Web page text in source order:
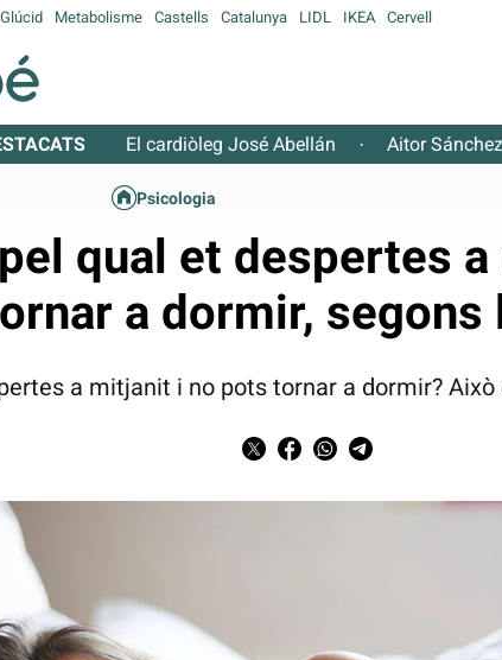
Glúcid Metabolisme Castells Catalunya LIDL IKEA Cervell
El cardiòleg José Abellán · Aitor Sánchez
Psicologia
qual et despertes
a dormir,
a mitjanit i no pots tornar a dormir?